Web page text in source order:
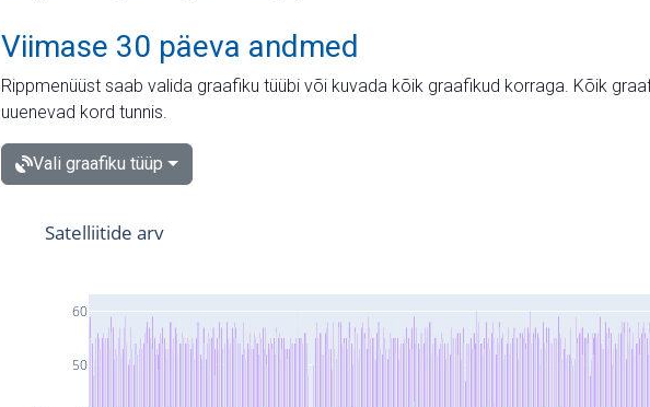
Viimase 30 päeva andmed
Rippmenüüst saab valida graafiku tüübi või kuvada kõik graafikud korraga. Kõik
uuenevad kord tunnis.
Vali graafiku tüüp
50
60
Satelliitide arv